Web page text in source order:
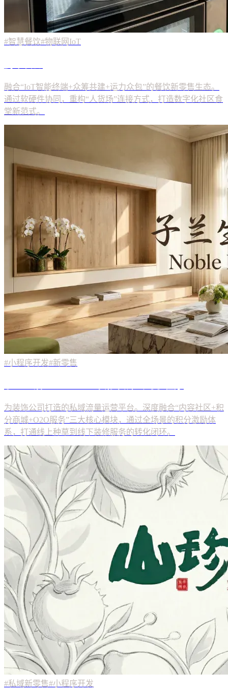
#智慧餐饮#物联网IoT
#小程序开发#新零售
#私域新零售#小程序开发